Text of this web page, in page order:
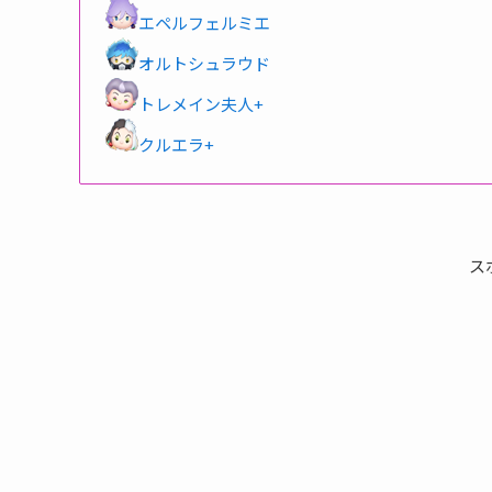
エペルフェルミエ
オルトシュラウド
トレメイン夫人+
クルエラ+
ス